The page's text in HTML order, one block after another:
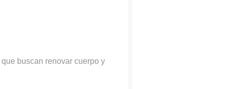
buscan renovar cuerpo y